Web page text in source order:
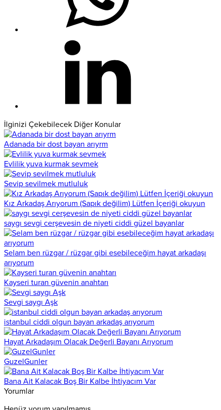
İlginizi Çekebilecek Diğer Konular
Adanada bir dost bayan arıyrm
Evlilik yuva kurmak sevmek
Sevip sevilmek mutluluk
Kız Arkadaş Arıyorum (Sapık değilim) Lütfen İçeriği okuyun
saygı sevgi cerşevesin de niyeti ciddi güzel bayanlar
Selam ben rüzgar / rüzgar gibi esebileceğim hayat arkadaşı
arıyorum
Kayseri turan güvenin anahtarı
Sevgi saygı Aşk
istanbul ciddi olgun bayan arkadaş arıyorum
Hayat Arkadaşım Olacak Değerli Bayanı Arıyorum
GuzelGunler
Bana Ait Kalacak Boş Bir Kalbe İhtiyacım Var
Yorumlar